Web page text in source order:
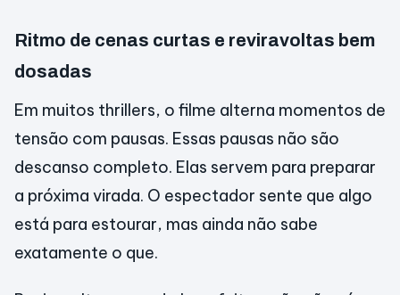
Ritmo de cenas curtas e reviravoltas bem
dosadas
Em muitos thrillers, o filme alterna momentos de
tensão com pausas. Essas pausas não são
descanso completo. Elas servem para preparar
a próxima virada. O espectador sente que algo
está para estourar, mas ainda não sabe
exatamente o que.